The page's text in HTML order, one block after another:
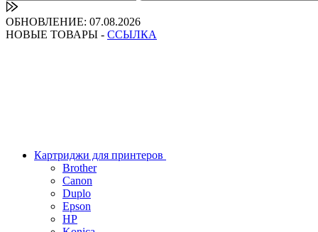
ОБНОВЛЕНИЕ: 07.08.2026
НОВЫЕ ТОВАРЫ - ССЫЛКА
Картриджи для принтеров
Brother
Canon
Duplo
Epson
HP